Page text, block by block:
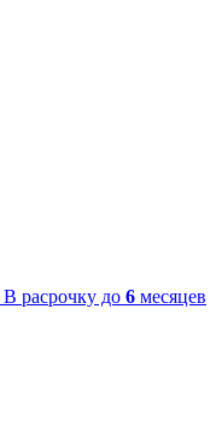
В расрочку до 6 месяцев